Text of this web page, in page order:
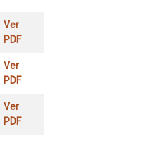
Ver
PDF
Ver
PDF
Ver
PDF